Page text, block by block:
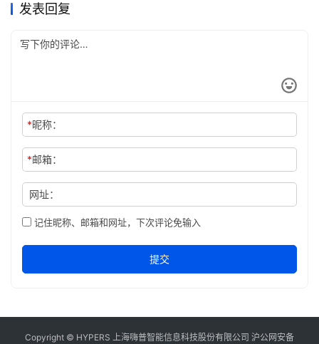
发表回复
*昵称：
*邮箱：
网址：
记住昵称、邮箱和网址，下次评论免输入
提交
Copyright © HYPERS 上海嗨普智能信息科技股份有限公司 沪公网安备